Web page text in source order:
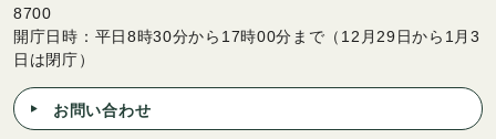
8700
開庁日時：平日8時30分から17時00分まで（12月29日から1月3
日は閉庁）
お問い合わせ